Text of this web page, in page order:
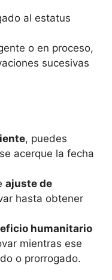
al estatus
o en proceso,
sucesivas
, puedes
acerque la fecha
ajuste de
hasta obtener
humanitario
mientras ese
o prorrogado.